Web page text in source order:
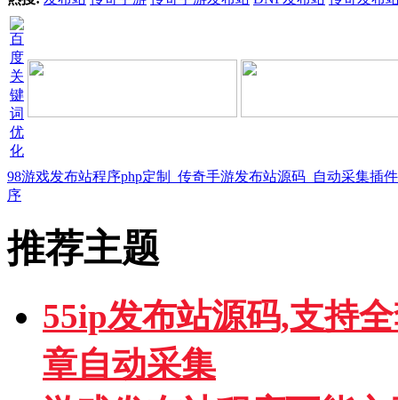
98游戏发布站程序php定制_传奇手游发布站源码_自动采集插
序
推荐主题
55ip发布站源码,支持
章自动采集